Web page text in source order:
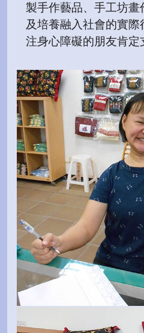
製手作藝品、手工坊
及培養融入社會的實
注身心障礙的朋友肯定